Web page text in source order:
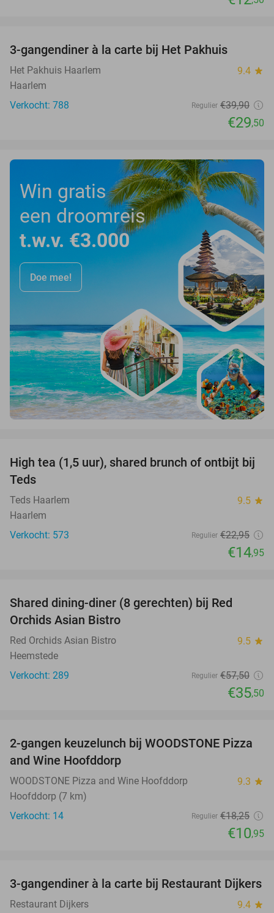
3-gangendiner à la carte bij Het Pakhuis
Het Pakhuis Haarlem 9.4 star
Haarlem
Verkocht: 788
Regulier €39,90
€29,50
Win gratis
een droomreis
t.w.v. €3.000
Doe mee!
35%
High tea (1,5 uur), shared brunch of ontbijt bij
Teds
Teds Haarlem 9.5 star
Haarlem
Verkocht: 573
Regulier €22,95
€14,95
Shared dining-diner (8 gerechten) bij Red
Orchids Asian Bistro
Red Orchids Asian Bistro 9.5 star
Heemstede
Verkocht: 289
Regulier €57,50
€35,50
40%
2-gangen keuzelunch bij WOODSTONE Pizza
and Wine Hoofddorp
WOODSTONE Pizza and Wine Hoofddorp 9.3 star
Hoofddorp (7 km)
Verkocht: 14
Regulier €18,25
€10,95
39%
3-gangendiner à la carte bij Restaurant Dijkers
Restaurant Dijkers 9.4 star